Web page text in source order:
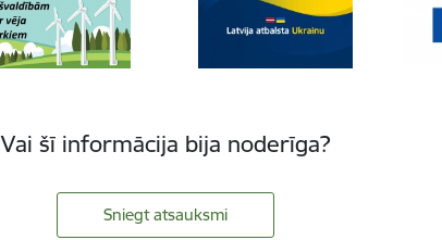
Vai šī informācija bija noderīga?
Sniegt atsauksmi